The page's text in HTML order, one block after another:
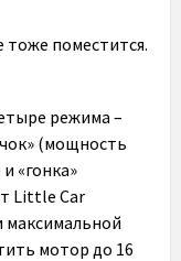
тоже поместится.
режима –
(мощность
«гонка»
Little Car
максимальной
мотор до 16